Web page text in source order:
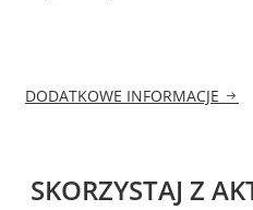
DODATKOWE INFORMACJE
SKORZYSTAJ Z